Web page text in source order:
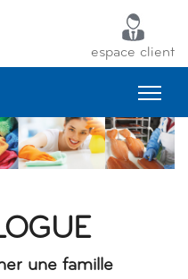
espace client
une famille